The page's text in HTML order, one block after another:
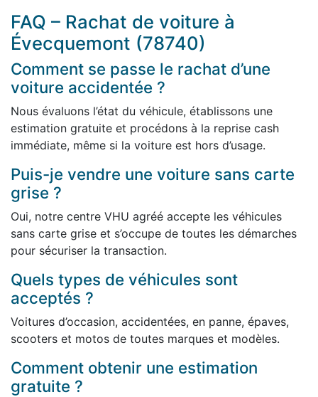
FAQ – Rachat de voiture à
Évecquemont (78740)
Comment se passe le rachat d’une
voiture accidentée ?
Nous évaluons l’état du véhicule, établissons une
estimation gratuite et procédons à la reprise cash
immédiate, même si la voiture est hors d’usage.
Puis-je vendre une voiture sans carte
grise ?
Oui, notre centre VHU agréé accepte les véhicules
sans carte grise et s’occupe de toutes les démarches
pour sécuriser la transaction.
Quels types de véhicules sont
acceptés ?
Voitures d’occasion, accidentées, en panne, épaves,
scooters et motos de toutes marques et modèles.
Comment obtenir une estimation
gratuite ?